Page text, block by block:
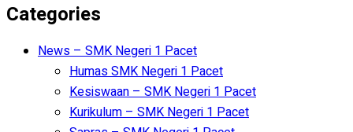
Categories
News – SMK Negeri 1 Pacet
Humas SMK Negeri 1 Pacet
Kesiswaan – SMK Negeri 1 Pacet
Kurikulum – SMK Negeri 1 Pacet